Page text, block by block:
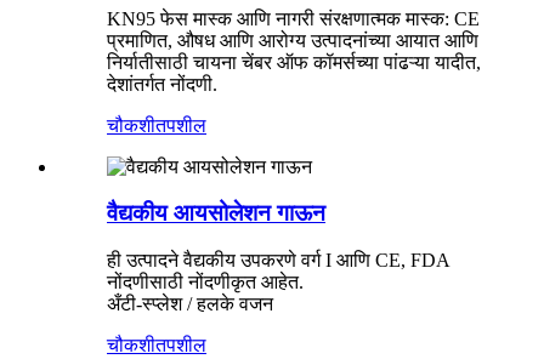
KN95 फेस मास्क आणि नागरी संरक्षणात्मक मास्क: CE
प्रमाणित, औषध आणि आरोग्य उत्पादनांच्या आयात आणि
निर्यातीसाठी चायना चेंबर ऑफ कॉमर्सच्या पांढऱ्या यादीत,
देशांतर्गत नोंदणी.
चौकशीतपशील
वैद्यकीय आयसोलेशन गाऊन
ही उत्पादने वैद्यकीय उपकरणे वर्ग I आणि CE, FDA
नोंदणीसाठी नोंदणीकृत आहेत.
अँटी-स्प्लेश / हलके वजन
चौकशीतपशील